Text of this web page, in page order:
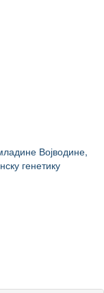
Војводине,
генетику